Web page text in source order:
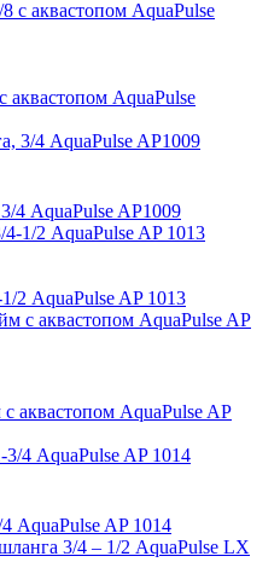
аквастопом AquaPulse
4 AquaPulse AP1009
2 AquaPulse AP 1013
аквастопом AquaPulse AP
AquaPulse AP 1014